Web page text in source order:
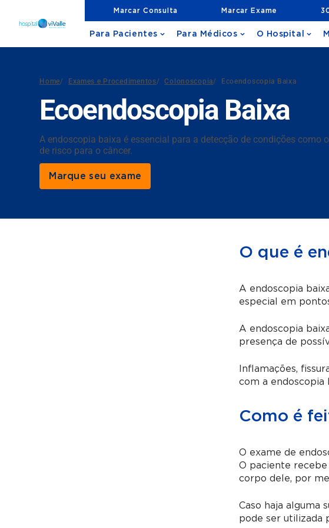
Marcar Consulta Marcar Exame
Para Pacientes Para Médicos O Hospital
Home/ Exames e Procedimentos/ Colonoscopia/ Ecoendoscopia Baixa
Ecoendoscopia Baixa
A endoscopia baixa é essencial para a detecção de condições como
de risco para o câncer.
Marque seu exame
O que é
A endoscopia
especial em
A endoscopia
presença de
Inflamações,
com a endoscopia
Como é
O exame de
O paciente recebe
corpo dele, por
Caso haja alguma
pode ser utilizada